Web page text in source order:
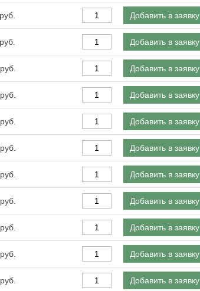
Добавить в заявку
Добавить в заявку
Добавить в заявку
Добавить в заявку
Добавить в заявку
Добавить в заявку
Добавить в заявку
Добавить в заявку
Добавить в заявку
Добавить в заявку
Добавить в заявку